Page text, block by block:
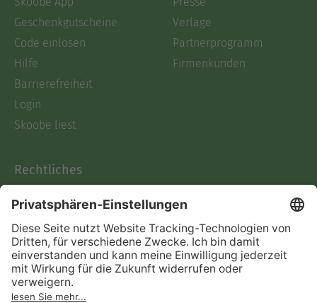
Geschenkgutscheine
Code einlösen
Hilfe
Barrierefreiheit
Login
Skoobe liest
Verlage
Partnerprogramm
Firmenkunden
Rechtliches
AGB
Informationen nach Data
Act
Verträge hier kündigen
Impressum